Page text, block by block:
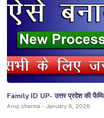
Family ID UP- उत्तर प्रदेश की
Anuj sharma January 8, 2026